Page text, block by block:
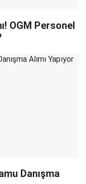
OGM Personel
Danışma